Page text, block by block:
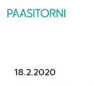
18.2.2020